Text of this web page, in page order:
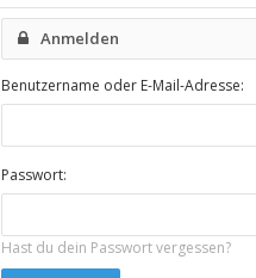
Anmelden
Benutzername oder E-Mail-Adresse:
Passwort:
Hast du dein Passwort vergessen?